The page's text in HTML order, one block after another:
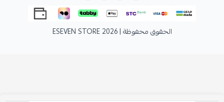
الحقوق محفوظة | 2026 ESEVEN STORE